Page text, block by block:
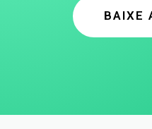
BAIXE